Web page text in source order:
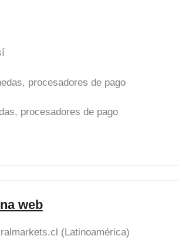
procesadores de pago
procesadores de pago
web
(Latinoamérica)